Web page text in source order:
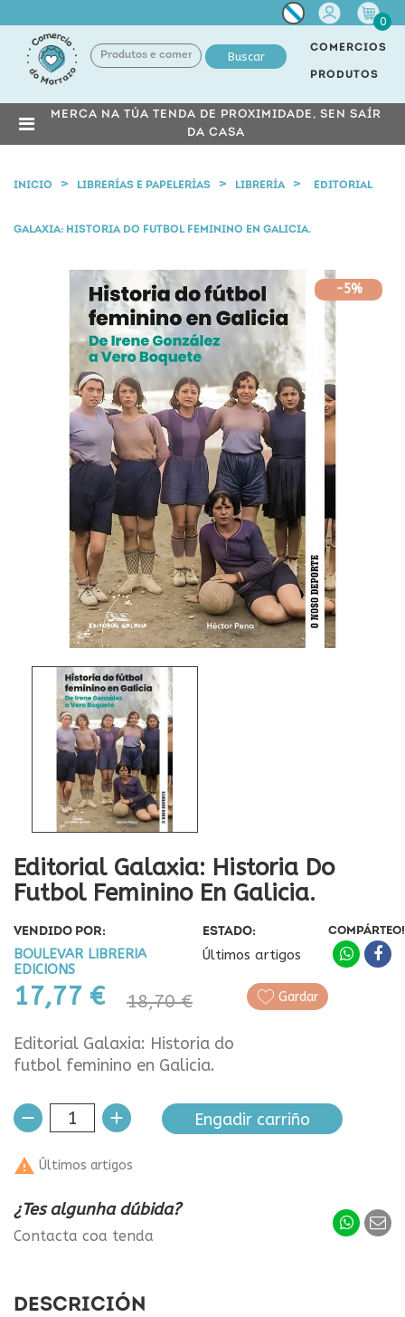
Miña
conta
0
Buscar
COMERCIOS
PRODUTOS
MERCA NA TÚA TENDA DE PROXIMIDADE, SEN SAÍR
DA CASA
INICIO LIBRERÍAS E PAPELERÍAS LIBRERÍA EDITORIAL
GALAXIA: HISTORIA DO FUTBOL FEMININO EN GALICIA.
-5%
Editorial Galaxia: Historia Do
Futbol Feminino En Galicia.
VENDIDO POR:
BOULEVAR LIBRERIA
EDICIONS
ESTADO:
Últimos artigos
17,77 € 18,70 €
COMPÁRTEO!
Gardar
Editorial Galaxia: Historia do
futbol feminino en Galicia.
Engadir carriño
 Últimos artigos
¿Tes algunha dúbida?
Contacta coa tenda
DESCRICIÓN